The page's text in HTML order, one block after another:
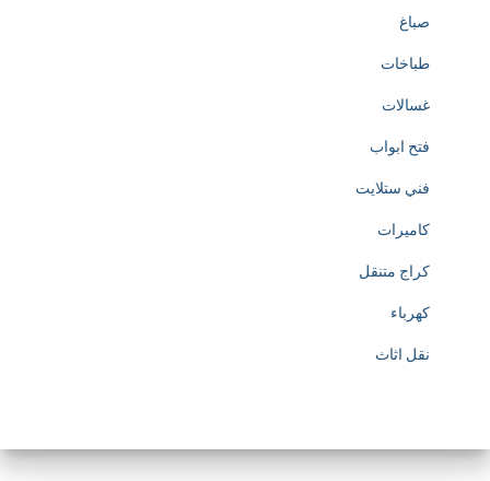
صباغ
طباخات
غسالات
فتح ابواب
فني ستلايت
كاميرات
كراج متنقل
كهرباء
نقل اثاث